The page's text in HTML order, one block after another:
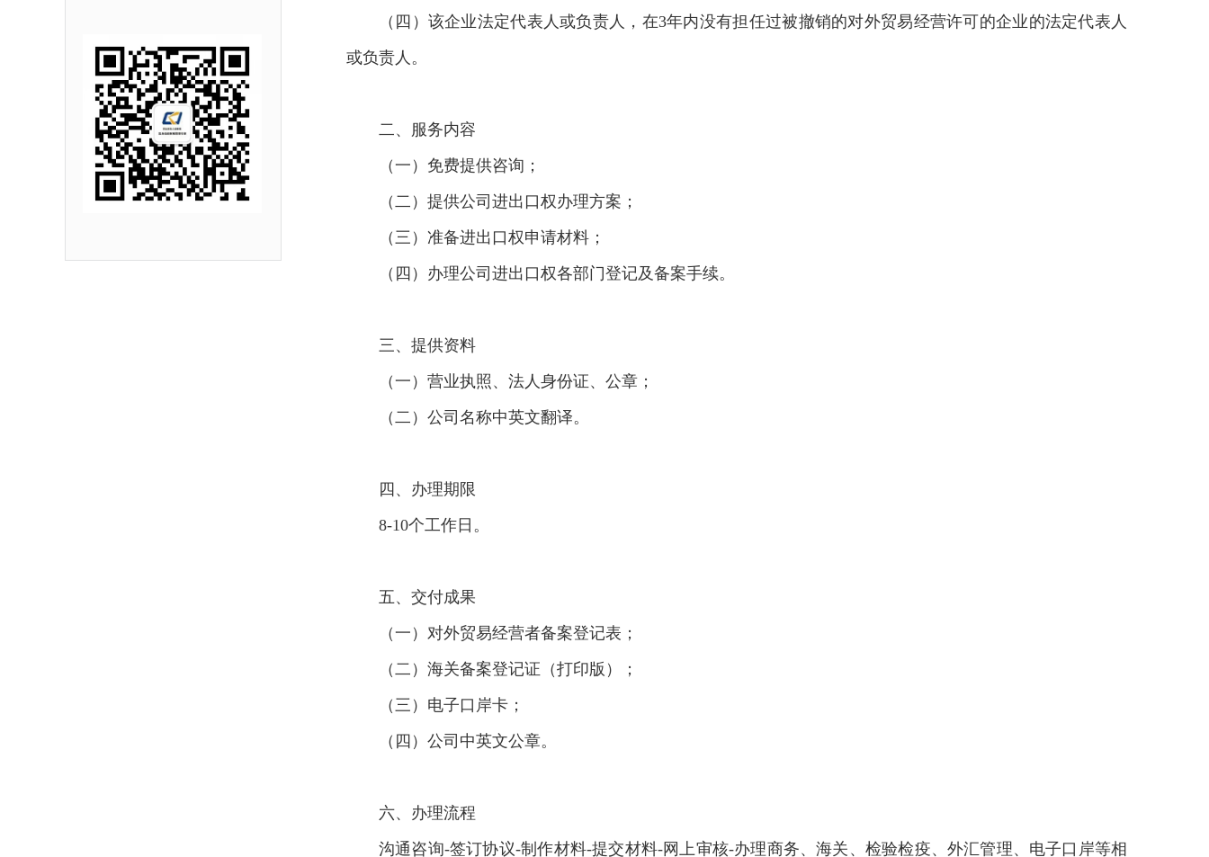
（四）该企业法定代表人或负责人，在3年内没有担任过被撤销的对外贸易经营许可的企业的法定代表人
或负责人。
二、服务内容
（一）免费提供咨询；
（二）提供公司进出口权办理方案；
（三）准备进出口权申请材料；
（四）办理公司进出口权各部门登记及备案手续。
三、提供资料
（一）营业执照、法人身份证、公章；
（二）公司名称中英文翻译。
四、办理期限
8-10个工作日。
五、交付成果
（一）对外贸易经营者备案登记表；
（二）海关备案登记证（打印版）；
（三）电子口岸卡；
（四）公司中英文公章。
六、办理流程
沟通咨询-签订协议-制作材料-提交材料-网上审核-办理商务、海关、检验检疫、外汇管理、电子口岸等相